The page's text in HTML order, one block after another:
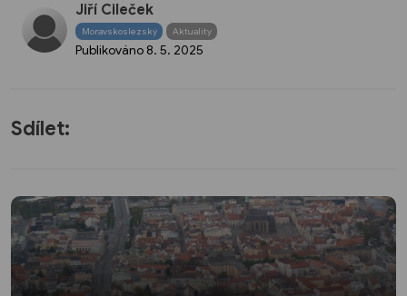
Jiří Cileček
Moravskoslezský Aktuality
Publikováno 8. 5. 2025
Sdílet: